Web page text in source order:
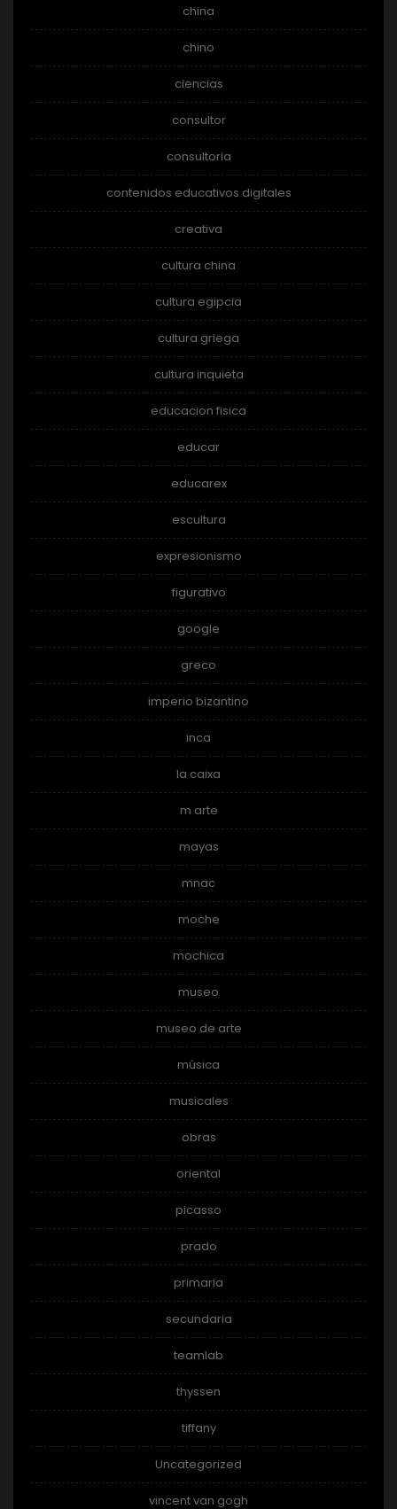
china
chino
ciencias
consultor
consultoria
contenidos educativos digitales
creativa
cultura china
cultura egipcia
cultura griega
cultura inquieta
educacion fisica
educar
educarex
escultura
expresionismo
figurativo
google
greco
imperio bizantino
inca
la caixa
m arte
mayas
mnac
moche
mochica
museo
museo de arte
música
musicales
obras
oriental
picasso
prado
primaria
secundaria
teamlab
thyssen
tiffany
Uncategorized
vincent van gogh